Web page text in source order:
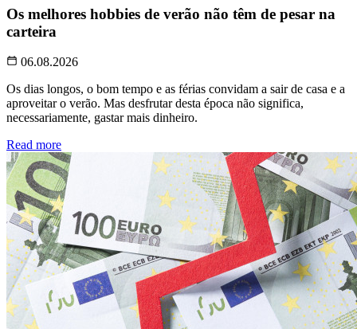
Os melhores hobbies de verão não têm de pesar na
carteira
06.08.2026
Os dias longos, o bom tempo e as férias convidam a sair de casa e a
aproveitar o verão. Mas desfrutar desta época não significa,
necessariamente, gastar mais dinheiro.
Read more